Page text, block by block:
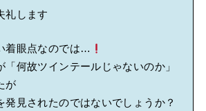
礼します
着眼点なのでは…
「何故ツインテールじゃないのか」
が
発見されたのではないでしょうか？